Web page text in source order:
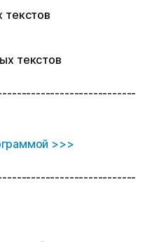
текстов
текстов
>>>